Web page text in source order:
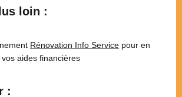
loin :
Rénovation Info Service pour en
aides financières
: